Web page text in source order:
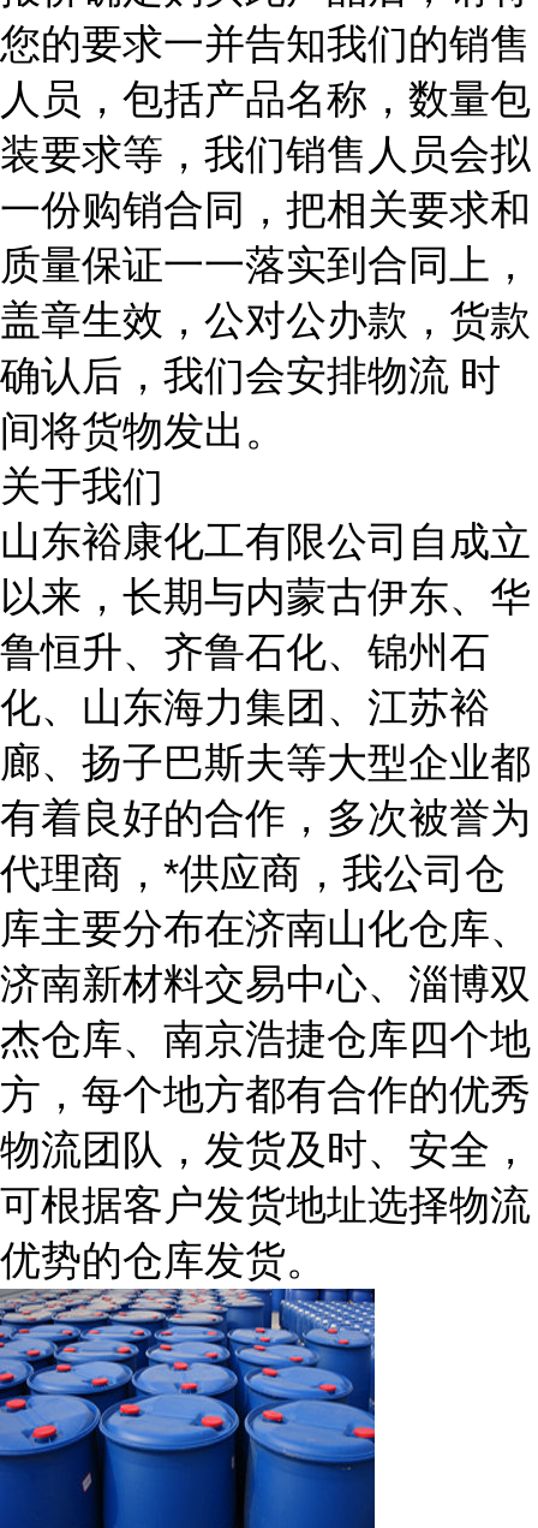
您的要求一并告知我们的销售
人员，包括产品名称，数量包
装要求等，我们销售人员会拟
一份购销合同，把相关要求和
质量保证一一落实到合同上，
盖章生效，公对公办款，货款
确认后，我们会安排物流 时
间将货物发出。
关于我们
山东裕康化工有限公司自成立
以来，长期与内蒙古伊东、华
鲁恒升、齐鲁石化、锦州石
化、山东海力集团、江苏裕
廊、扬子巴斯夫等大型企业都
有着良好的合作，多次被誉为
代理商，*供应商，我公司仓
库主要分布在济南山化仓库、
济南新材料交易中心、淄博双
杰仓库、南京浩捷仓库四个地
方，每个地方都有合作的优秀
物流团队，发货及时、安全，
可根据客户发货地址选择物流
优势的仓库发货。